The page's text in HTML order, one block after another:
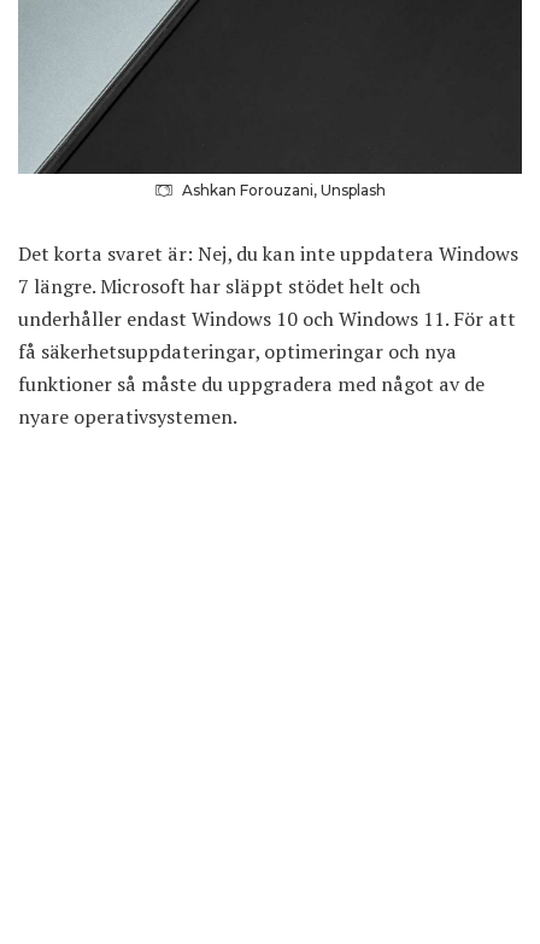
Ashkan Forouzani, Unsplash
Det korta svaret är: Nej, du kan inte uppdatera Windows
7 längre. Microsoft har släppt stödet helt och
underhåller endast Windows 10 och Windows 11. För att
få säkerhetsuppdateringar, optimeringar och nya
funktioner så måste du uppgradera med något av de
nyare operativsystemen.